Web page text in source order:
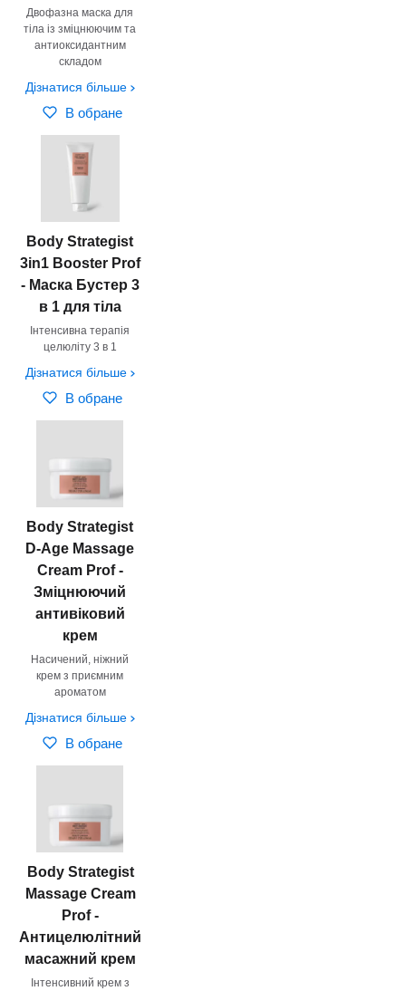
Двофазна маска для
тіла із зміцнюючим та
антиоксидантним
складом
Дізнатися більше
В обране
Body Strategist
3in1 Booster Prof
- Маска Бустер 3
в 1 для тіла
Інтенсивна терапія
целюліту 3 в 1
Дізнатися більше
В обране
Body Strategist
D-Age Massage
Cream Prof -
Зміцнюючий
антивіковий
крем
Насичений, ніжний
крем з приємним
ароматом
Дізнатися більше
В обране
Body Strategist
Massage Cream
Prof -
Антицелюлітний
масажний крем
Інтенсивний крем з